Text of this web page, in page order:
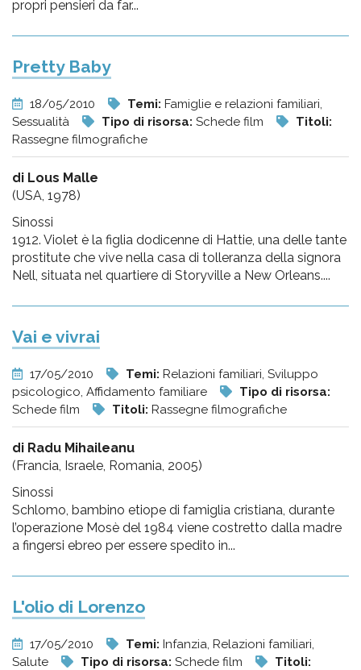
propri pensieri da far...
Pretty Baby
18/05/2010 Temi: Famiglie e relazioni familiari,
Sessualità
Tipo di risorsa: Schede film
Titoli:
Rassegne filmografiche
di Lous Malle
(USA, 1978)
Sinossi
1912. Violet è la figlia dodicenne di Hattie, una delle tante
prostitute che vive nella casa di tolleranza della signora
Nell, situata nel quartiere di Storyville a New Orleans....
Vai e vivrai
17/05/2010 Temi: Relazioni familiari, Sviluppo
psicologico, Affidamento familiare
Tipo di risorsa:
Schede film
Titoli: Rassegne filmografiche
di Radu Mihaileanu
(Francia, Israele, Romania, 2005)
Sinossi
Schlomo, bambino etiope di famiglia cristiana, durante
l’operazione Mosè del 1984 viene costretto dalla madre
a fingersi ebreo per essere spedito in...
L'olio di Lorenzo
17/05/2010 Temi: Infanzia, Relazioni familiari,
Salute
Tipo di risorsa: Schede film
Titoli: